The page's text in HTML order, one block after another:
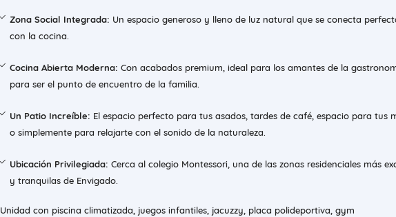
Zona Social Integrada: Un espacio generoso y lleno de luz natural que se conecta
con la cocina.
Cocina Abierta Moderna: Con acabados premium, ideal para los amantes de la
para ser el punto de encuentro de la familia.
Un Patio Increíble: El espacio perfecto para tus asados, tardes de café, espacio para tus
o simplemente para relajarte con el sonido de la naturaleza.
Ubicación Privilegiada: Cerca al colegio Montessori, una de las zonas residenciales más
y tranquilas de Envigado.
Unidad con piscina climatizada, juegos infantiles, jacuzzy, placa polideportiva, gym